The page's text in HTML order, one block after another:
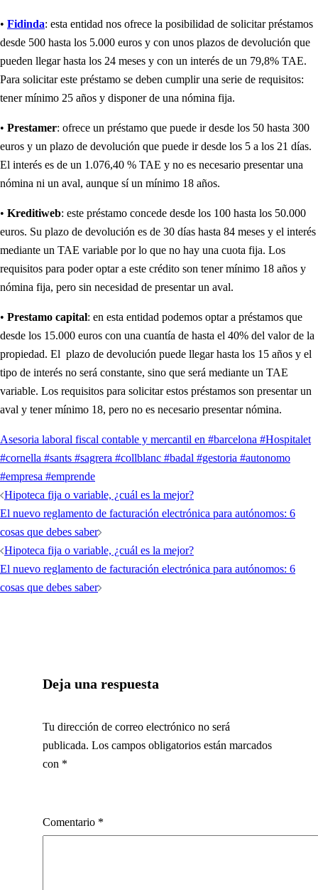
• Fidinda: esta entidad nos ofrece la posibilidad de solicitar préstamos
desde 500 hasta los 5.000 euros y con unos plazos de devolución que
pueden llegar hasta los 24 meses y con un interés de un 79,8% TAE.
Para solicitar este préstamo se deben cumplir una serie de requisitos:
tener mínimo 25 años y disponer de una nómina fija.
• Prestamer: ofrece un préstamo que puede ir desde los 50 hasta 300
euros y un plazo de devolución que puede ir desde los 5 a los 21 días.
El interés es de un 1.076,40 % TAE y no es necesario presentar una
nómina ni un aval, aunque sí un mínimo 18 años.
• Kreditiweb: este préstamo concede desde los 100 hasta los 50.000
euros. Su plazo de devolución es de 30 días hasta 84 meses y el interés
mediante un TAE variable por lo que no hay una cuota fija. Los
requisitos para poder optar a este crédito son tener mínimo 18 años y
nómina fija, pero sin necesidad de presentar un aval.
• Prestamo capital: en esta entidad podemos optar a préstamos que
desde los 15.000 euros con una cuantía de hasta el 40% del valor de la
propiedad. El plazo de devolución puede llegar hasta los 15 años y el
tipo de interés no será constante, sino que será mediante un TAE
variable. Los requisitos para solicitar estos préstamos son presentar un
aval y tener mínimo 18, pero no es necesario presentar nómina.
Asesoria laboral fiscal contable y mercantil en #barcelona #Hospitalet
#cornella #sants #sagrera #collblanc #badal #gestoria #autonomo
#empresa #emprende
Hipoteca fija o variable, ¿cuál es la mejor?
El nuevo reglamento de facturación electrónica para autónomos: 6
cosas que debes saber
Hipoteca fija o variable, ¿cuál es la mejor?
El nuevo reglamento de facturación electrónica para autónomos: 6
cosas que debes saber
Deja una respuesta
Tu dirección de correo electrónico no será
publicada. Los campos obligatorios están marcados
con *
Comentario *